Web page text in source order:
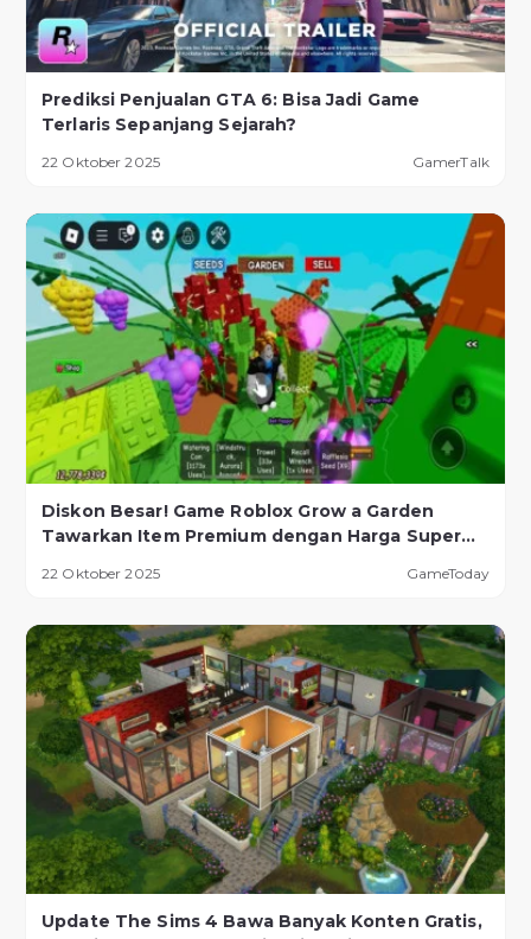
Prediksi Penjualan GTA 6: Bisa Jadi Game
Terlaris Sepanjang Sejarah?
22 Oktober 2025 GamerTalk
Diskon Besar! Game Roblox Grow a Garden
Tawarkan Item Premium dengan Harga Super
22 Oktober 2025 GameToday
Update The Sims 4 Bawa Banyak Konten Gratis,